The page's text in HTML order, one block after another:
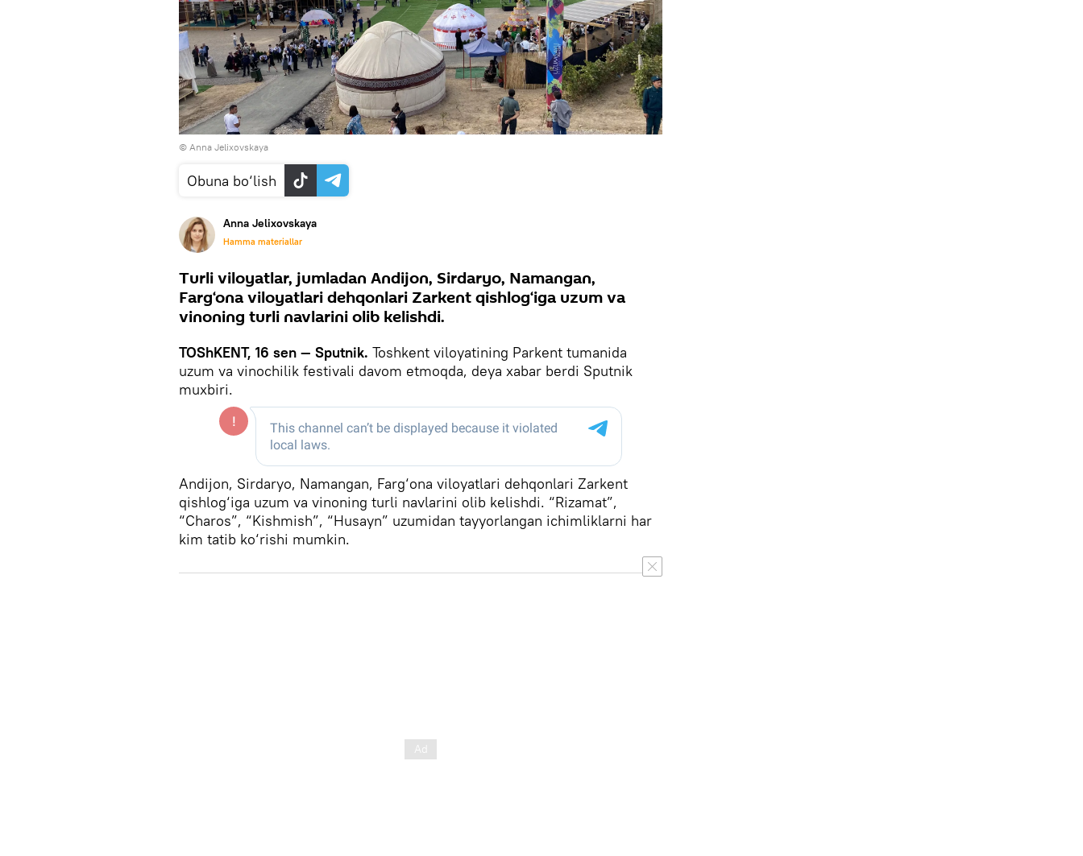
© Anna Jelixovskaya
Obuna bo‘lish
Anna Jelixovskaya
Hamma materiallar
Turli viloyatlar, jumladan Andijon, Sirdaryo, Namangan,
Farg‘ona viloyatlari dehqonlari Zarkent qishlog‘iga uzum va
vinoning turli navlarini olib kelishdi.
TOShKENT, 16 sen — Sputnik. Toshkent viloyatining Parkent tumanida
uzum va vinochilik festivali davom etmoqda, deya xabar berdi Sputnik
muxbiri.
Andijon, Sirdaryo, Namangan, Farg‘ona viloyatlari dehqonlari Zarkent
qishlog‘iga uzum va vinoning turli navlarini olib kelishdi. “Rizamat”,
“Charos”, “Kishmish”, “Husayn” uzumidan tayyorlangan ichimliklarni har
kim tatib ko‘rishi mumkin.